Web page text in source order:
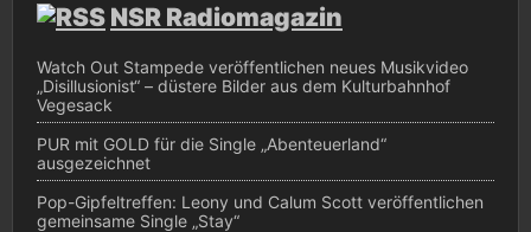
NSR Radiomagazin
Watch Out Stampede veröffentlichen neues Musikvideo
„Disillusionist“ – düstere Bilder aus dem Kulturbahnhof
Vegesack
PUR mit GOLD für die Single „Abenteuerland“
ausgezeichnet
Pop-Gipfeltreffen: Leony und Calum Scott veröffentlichen
gemeinsame Single „Stay“